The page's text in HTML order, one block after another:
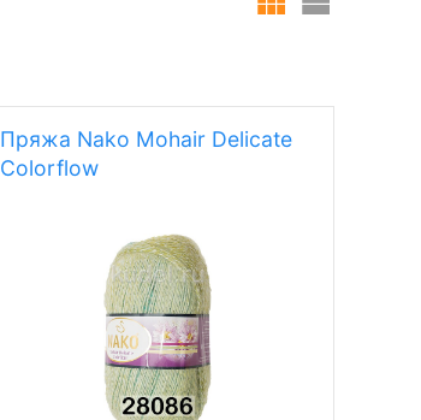
Пряжа Nako Mohair Delicate
Colorflow